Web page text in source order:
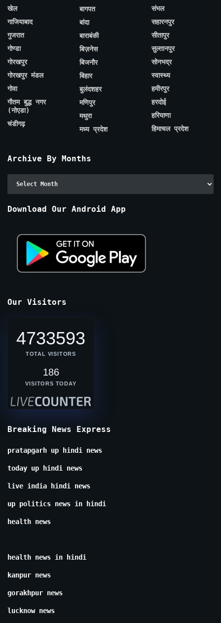
खेल
गाजियाबाद
गुजरात
गोण्डा
गोरखपुर
गोरखपुर मंडल
गोवा
गौतम बुद्ध नगर
(नोएडा)
चंडीगढ़
बागपत
बांदा
बाराबंकी
बिज़नेस
बिजनौर
बिहार
बुलंदशहर
मणिपुर
मथुरा
मध्य प्रदेश
संभल
सहारनपुर
सीतापुर
सुल्तानपुर
सोनभद्र
स्वास्थ्य
हमीरपुर
हरदोई
हरियाणा
हिमाचल प्रदेश
Archive By Months
Download Our Android App
Our Visitors
4733593
TOTAL VISITORS
186
VISITORS TODAY
Breaking News Express
pratapgarh up hindi news
today up hindi news
live india hindi news
up politics news in hindi
health news
health news in hindi
kanpur news
gorakhpur news
lucknow news